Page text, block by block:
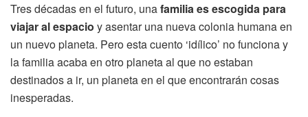
Tres décadas en el futuro, unafamilia es escogida para
viajar al espacio y asentar una nueva colonia humana en
un nuevo planeta. Pero esta cuento ‘idílico’ no funciona y
la familia acaba en otro planeta al que no estaban
destinados a ir, un planeta en el que encontrarán cosas
inesperadas.